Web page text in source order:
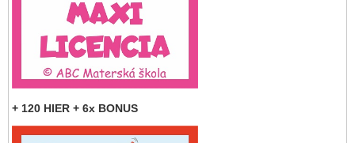
+ 120 HIER + 6x BONUS